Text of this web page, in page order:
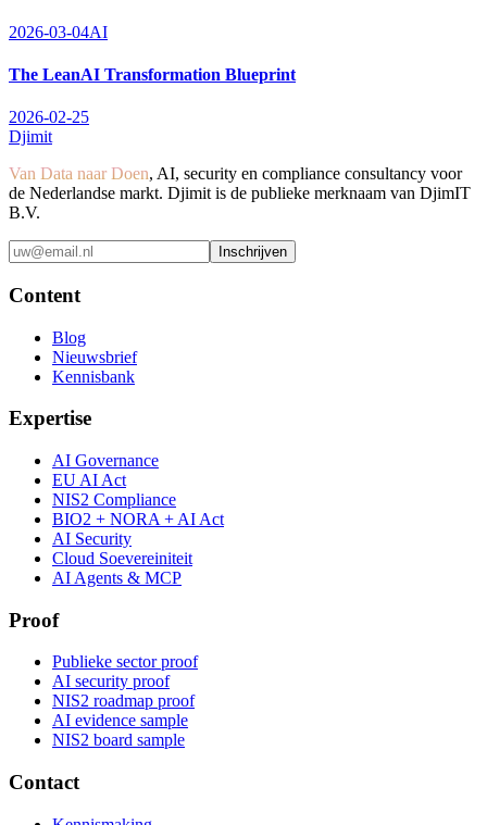
2026-03-04AI
The LeanAI Transformation Blueprint
2026-02-25
Djimit
Van Data naar Doen, AI, security en compliance consultancy voor
de Nederlandse markt. Djimit is de publieke merknaam van DjimIT
B.V.
Inschrijven
Content
Blog
Nieuwsbrief
Kennisbank
Expertise
AI Governance
EU AI Act
NIS2 Compliance
BIO2 + NORA + AI Act
AI Security
Cloud Soevereiniteit
AI Agents & MCP
Proof
Publieke sector proof
AI security proof
NIS2 roadmap proof
AI evidence sample
NIS2 board sample
Contact